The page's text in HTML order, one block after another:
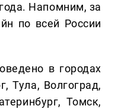
Напомним, за
по всей России
в городах
Тула, Волгоград,
Томск,